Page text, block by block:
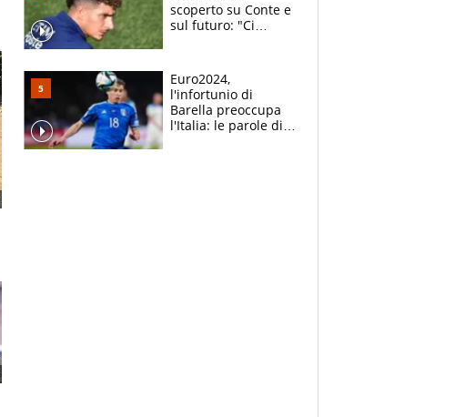
scoperto su Conte e
sul futuro: "Ci
Euro2024,
l'infortunio di
Barella preoccupa
l'Italia: le parole di